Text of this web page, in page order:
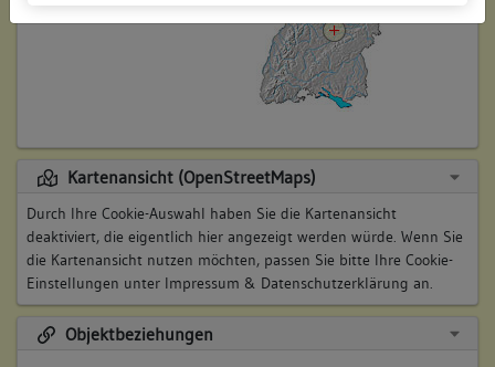
Kartenansicht (OpenStreetMaps)
Durch Ihre Cookie-Auswahl haben Sie die Kartenansicht
deaktiviert, die eigentlich hier angezeigt werden würde. Wenn Sie
die Kartenansicht nutzen möchten, passen Sie bitte Ihre Cookie-
Einstellungen unter Impressum & Datenschutzerklärung an.
Objektbeziehungen